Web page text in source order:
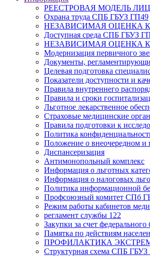
РЕЕСТРОВАЯ МОДЕЛЬ
Охрана труда СПБ ГБУЗ ГП49
НЕЗАВИСИМАЯ ОЦЕНКА
Доступная среда СПБ ГБУЗ
НЕЗАВИСИМАЯ ОЦЕНКА
Модернизация первичного
Документы,
Целевая подготовка
Показатели доступности и
Правила внутреннего
Правила и сроки
Льготное лекарственное
Страховые медицинские
Правила подготовки к
Политика
Положение о внеочередном и
Диспансеризация
Антимонопольный комплекс
Информация о льготных
Информация о налоговых
Политика информационной
Профсоюзный комитет СПб
Режим работы кабинетов
регламент службы 122
Закупки за счет
Памятка по действиям
ПРОФИЛАКТИКА
Структурная схема СПБ